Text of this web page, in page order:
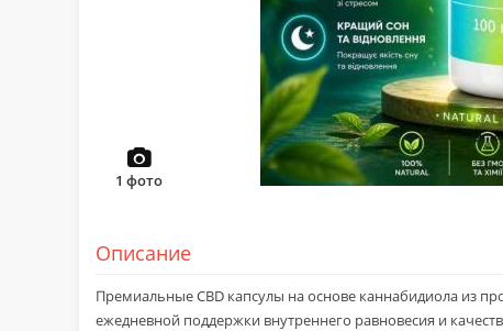
1 фото
Описание
Премиальные CBD капсулы на основе каннабидиола из
ежедневной поддержки внутреннего равновесия и